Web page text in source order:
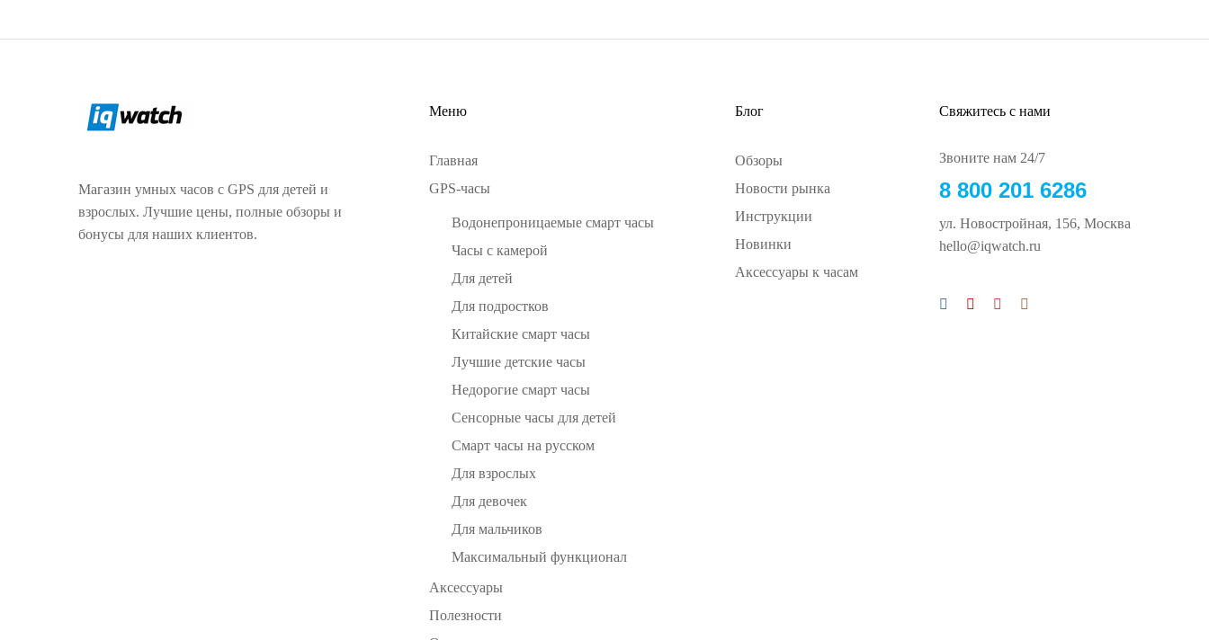
Магазин умных часов с GPS для детей и
взрослых. Лучшие цены, полные обзоры и
бонусы для наших клиентов.
Меню
Главная
GPS-часы
Водонепроницаемые смарт часы
Часы с камерой
Для детей
Для подростков
Китайские смарт часы
Лучшие детские часы
Недорогие смарт часы
Сенсорные часы для детей
Смарт часы на русском
Для взрослых
Для девочек
Для мальчиков
Максимальный функционал
Аксессуары
Полезности
Блог
Обзоры
Новости рынка
Инструкции
Новинки
Аксессуары к часам
Свяжитесь с нами
Звоните нам 24/7
8 800 201 6286
ул. Новостройная, 156, Москва
hello@iqwatch.ru